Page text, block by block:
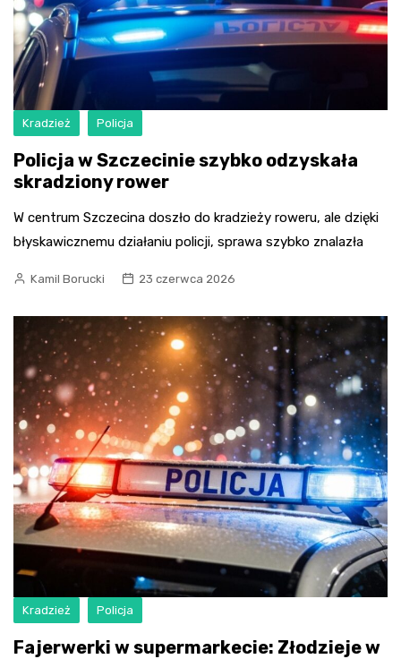
Kradzież Policja
Policja w Szczecinie szybko odzyskała
skradziony rower
W centrum Szczecina doszło do kradzieży roweru, ale dzięki
błyskawicznemu działaniu policji, sprawa szybko znalazła
Kamil Borucki 23 czerwca 2026
Kradzież Policja
Fajerwerki w supermarkecie: Złodzieje w